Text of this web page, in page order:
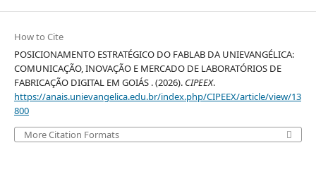
How to Cite
POSICIONAMENTO ESTRATÉGICO DO FABLAB DA UNIEVANGÉLICA:
COMUNICAÇÃO, INOVAÇÃO E MERCADO DE LABORATÓRIOS DE
FABRICAÇÃO DIGITAL EM GOIÁS . (2026). CIPEEX.
https://anais.unievangelica.edu.br/index.php/CIPEEX/article/view/13
800
More Citation Formats